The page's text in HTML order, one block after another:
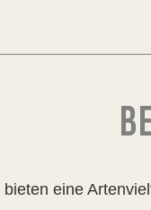
bieten eine